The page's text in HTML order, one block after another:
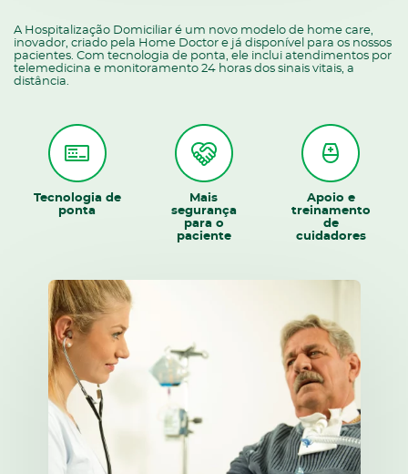
A Hospitalização Domiciliar é um novo modelo de home care,
inovador, criado pela Home Doctor e já disponível para os nossos
pacientes. Com tecnologia de ponta, ele inclui atendimentos por
telemedicina e monitoramento 24 horas dos sinais vitais, a
distância.
Tecnologia de
ponta
Mais
segurança
para o
paciente
Apoio e
treinamento
de
cuidadores